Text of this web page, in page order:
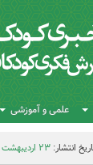
علمی و آموزشی
انتشار:۲۳ اردیبهشت ۱۴۰۵ - ۱۴:۲۲